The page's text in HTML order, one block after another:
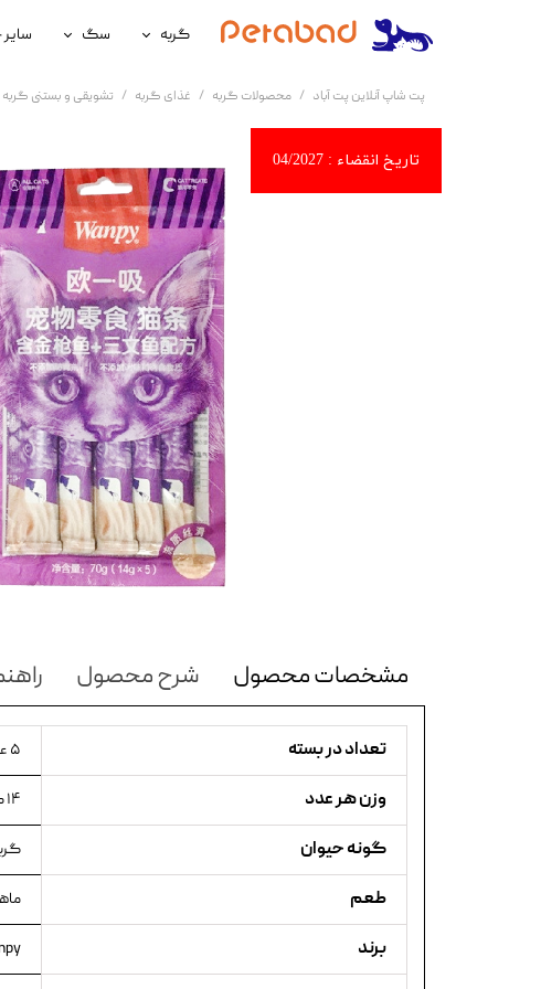
گربه
غذای گربه
سلامتی گربه
آرایشی و بهداشتی گربه
سگ
غذای سگ
سلامتی سگ
آرایشی و بهداشتی
سایر
پت شاپ آنلاین پت آباد محصولات گربه غذای گربه تشویقی و بستنی گربه
مشخصات محصول شرح محصول
تعداد در بسته ۵ عدد
وزن هر عدد ۱۴ گرم
گونه حیوان
طعم
برند